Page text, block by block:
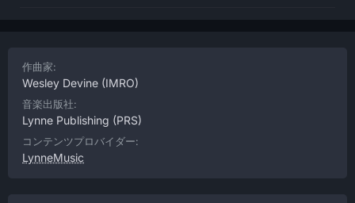
作曲家:
Wesley Devine (IMRO)
音楽出版社:
Lynne Publishing (PRS)
コンテンツプロバイダー:
LynneMusic